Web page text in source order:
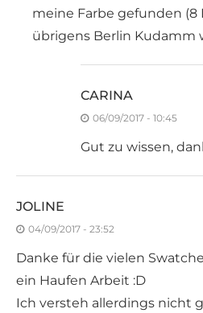
meine Farbe gefunden (8
übrigens Berlin Kudamm
CARINA
06/09/2017 - 10:45
Gut zu wissen,
JOLINE
04/09/2017 - 23:52
Danke für die vielen
ein Haufen Arbeit :D
Ich versteh allerdings nicht